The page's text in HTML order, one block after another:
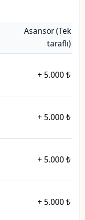
Asansör (Tek
taraflı)
+ 5.000 ₺
+ 5.000 ₺
+ 5.000 ₺
+ 5.000 ₺